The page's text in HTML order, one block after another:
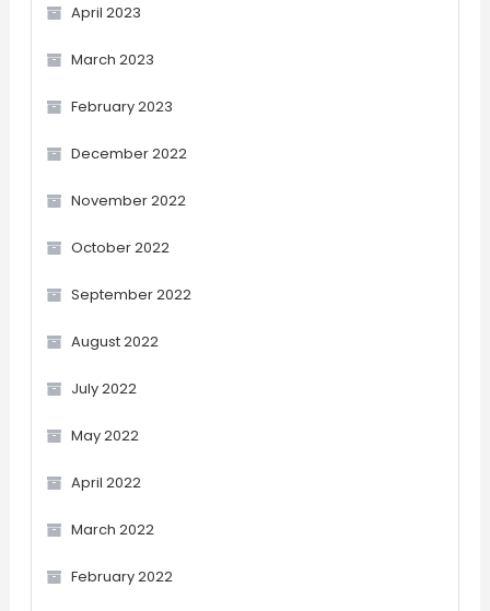
April 2023
March 2023
February 2023
December 2022
November 2022
October 2022
September 2022
August 2022
July 2022
May 2022
April 2022
March 2022
February 2022